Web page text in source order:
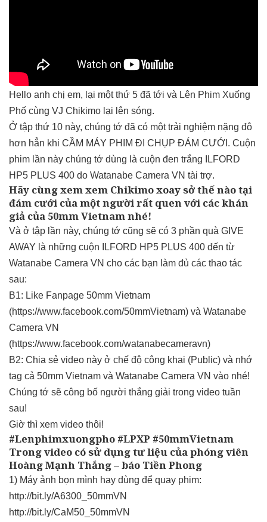
Hello anh chị em, lại một thứ 5 đã tới và Lên Phim Xuống
Phố cùng VJ Chikimo lại lên sóng.
Ở tập thứ 10 này, chúng tớ đã có một trải nghiệm nặng đô
hơn hẳn khi CẦM MÁY PHIM ĐI CHỤP ĐÁM CƯỚI. Cuộn
phim lần này chúng tớ dùng là cuộn đen trắng ILFORD
HP5 PLUS 400 do Watanabe Camera VN tài trợ.
Hãy cùng xem xem Chikimo xoay sở thế nào tại
đám cưới của một người rất quen với các khán
giả của 50mm Vietnam nhé!
Và ở tập lần này, chúng tớ cũng sẽ có 3 phần quà GIVE
AWAY là những cuộn ILFORD HP5 PLUS 400 đến từ
Watanabe Camera VN cho các bạn làm đủ các thao tác
sau:
B1: Like Fanpage 50mm Vietnam
(https://www.facebook.com/50mmVietnam) và Watanabe
Camera VN
(https://www.facebook.com/watanabecameravn)
B2: Chia sẻ video này ở chế độ công khai (Public) và nhớ
tag cả 50mm Vietnam và Watanabe Camera VN vào nhé!
Chúng tớ sẽ công bố người thắng giải trong video tuần
sau!
Giờ thì xem video thôi!
#Lenphimxuongpho #LPXP #50mmVietnam
Trong video có sử dụng tư liệu của phóng viên
Hoàng Mạnh Thắng – báo Tiền Phong
1) Máy ảnh bọn mình hay dùng để quay phim:
http://bit.ly/A6300_50mmVN
http://bit.ly/CaM50_50mmVN